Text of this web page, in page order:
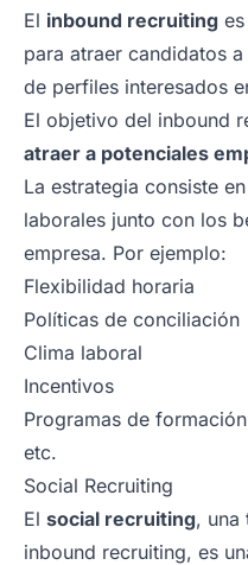
El inbound recruiting
para atraer candidatos
de perfiles interesados
El objetivo del inbound
atraer a potenciales
La estrategia consiste
laborales junto con los
empresa. Por ejemplo:
Flexibilidad horaria
Políticas de conciliación
Clima laboral
Incentivos
Programas de formación
etc.
Social Recruiting
El social recruiting, una
inbound recruiting, es